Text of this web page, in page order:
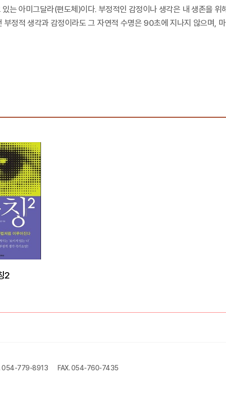
는 아미그달라(편도체)이다. 부정적인 감정이나 생각은 내 생존을
정적 생각과 감정이라도 그 자연적 수명은 90초에 지나지 않으며,
2
054-779-8913 FAX. 054-760-7435